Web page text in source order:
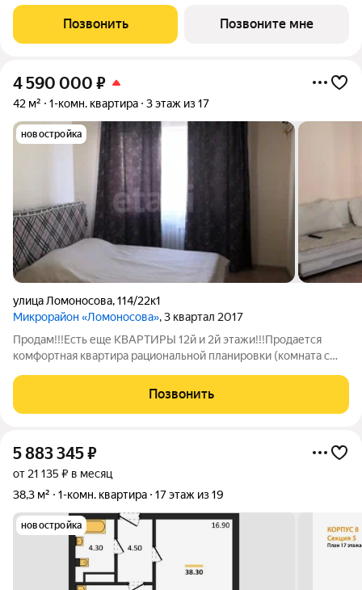
Позвонить Позвоните мне
4 590 000 ₽
42 м² 1-комн. квартира 3 этаж из 17
новостройка
улица Ломоносова,114/22к1
Микрорайон «Ломоносова», 3 квартал 2017
Продам!!!Есть еще КВАРТИРЫ 12й и 2й этажи!!!Продается
комфортная квартира рациональной планировки (комната с
предусмотрено место в коридоре под гардеробную.Состояние
от застройщика. ПодЪезд и лифт
Позвонить
5 883 345₽
от 21 135 ₽ в месяц
38,3 м²
1-комн. квартира 17 этаж из 19
новостройка